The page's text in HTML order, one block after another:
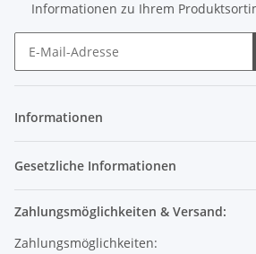
Informationen zu Ihrem
Informationen
Gesetzliche Informationen
Zahlungsmöglichkeiten & Versand:
Zahlungsmöglichkeiten: